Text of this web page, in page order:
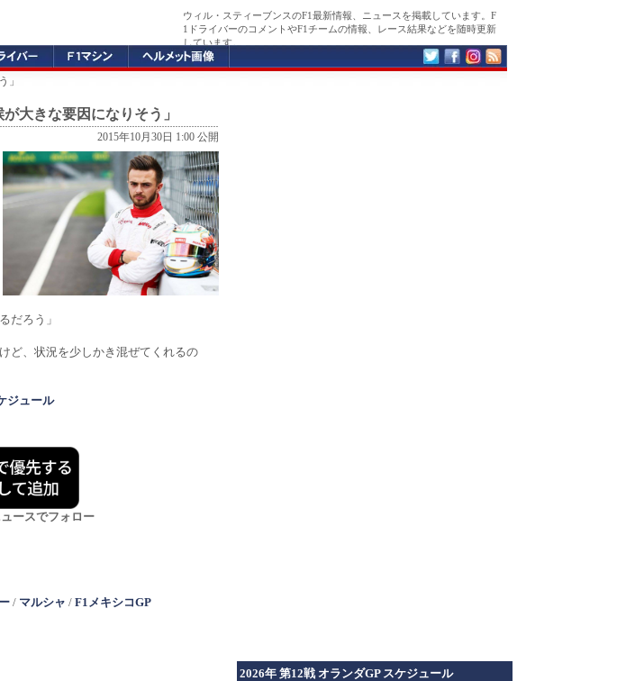
ウィル・スティーブンスのF1最新情報、ニュースを掲載しています。F
1ドライバーのコメントやF1チームの情報、レース結果などを随時更新
しています。
」
大きな要因になりそう」
2015年10月30日 1:00 公開
だろう」
ど、状況を少しかき混ぜてくれるの
ジュール
ースでフォロー
/ マルシャ / F1メキシコGP
2026年 第12戦 オランダGP スケジュール